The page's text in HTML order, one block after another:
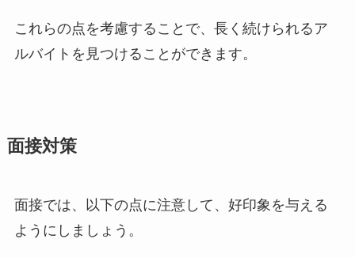
これらの点を考慮することで、長く続けられるア
ルバイトを見つけることができます。
面接対策
面接では、以下の点に注意して、好印象を与える
ようにしましょう。